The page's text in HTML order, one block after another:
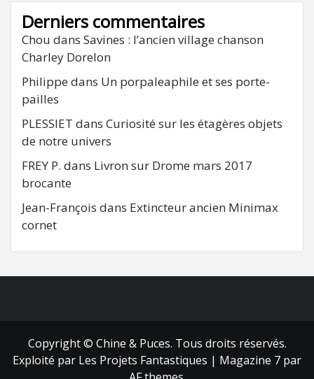
Derniers commentaires
Chou dans Savines : l’ancien village chanson
Charley Dorelon
Philippe dans Un porpaleaphile et ses porte-
pailles
PLESSIET dans Curiosité sur les étagères objets
de notre univers
FREY P. dans Livron sur Drome mars 2017
brocante
Jean-François dans Extincteur ancien Minimax
cornet
Copyright © Chine & Puces. Tous droits réservés.
Exploité par Les Projets Fantastiques | Magazine 7 par